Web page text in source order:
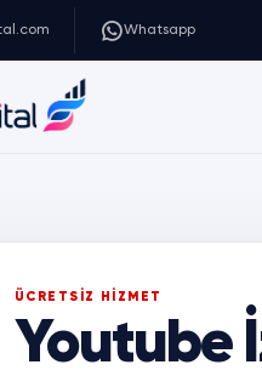
Whatsapp
ÜCRETSİZ HİZMET
Youtube